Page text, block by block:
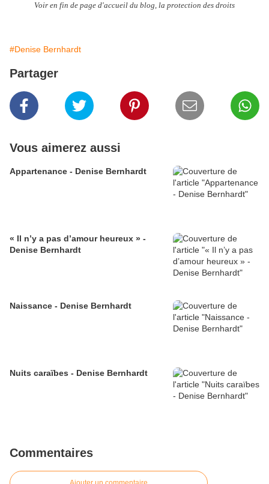
Voir en fin de page d'accueil du blog, la protection des droits
#Denise Bernhardt
Partager
Vous aimerez aussi
Appartenance - Denise Bernhardt
« Il n’y a pas d’amour heureux » -
Denise Bernhardt
Naissance - Denise Bernhardt
Nuits caraïbes - Denise Bernhardt
Commentaires